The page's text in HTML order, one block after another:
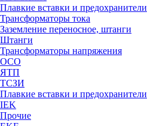
Плавкие вставки и предохранители
Трансформаторы тока
Заземление переносное, штанги
Штанги
Трансформаторы напряжения
ОСО
ЯТП
ТСЗИ
Плавкие вставки и предохранители
IEK
Прочие